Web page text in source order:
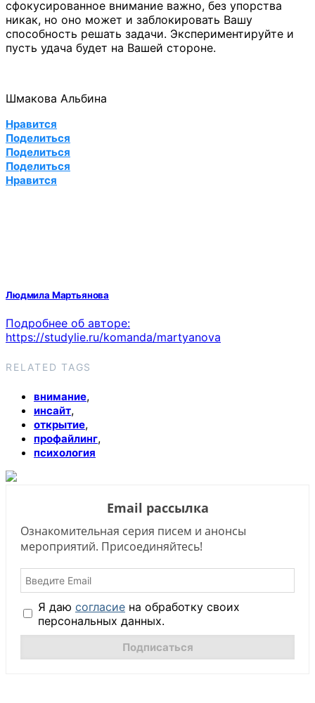
сфокусированное внимание важно, без упорства
никак, но оно может и заблокировать Вашу
способность решать задачи. Экспериментируйте и
пусть удача будет на Вашей стороне.
Шмакова Альбина
Нравится
Поделиться
Поделиться
Поделиться
Нравится
Людмила Мартьянова
Подробнее об авторе:
https://studylie.ru/komanda/martyanova
RELATED TAGS
внимание,
инсайт,
открытие,
профайлинг,
психология
Email рассылка
Ознакомительная серия писем и анонсы
мероприятий. Присоединяйтесь!
Я даю согласие на обработку своих
персональных данных.